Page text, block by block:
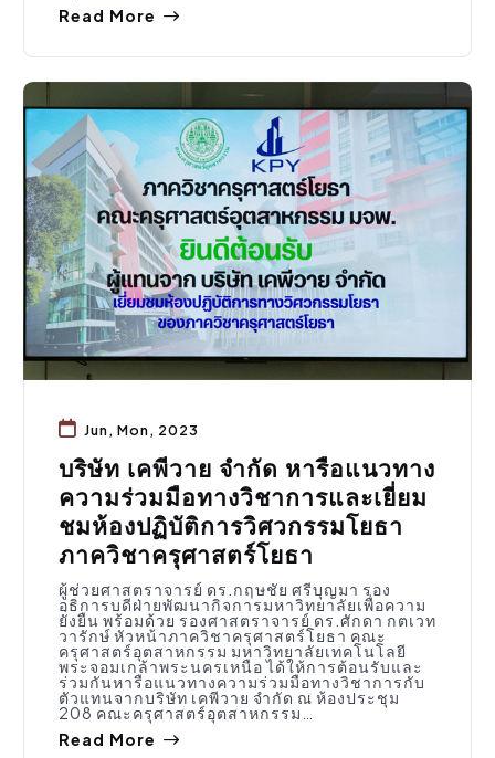
Read More
กิจกรรมคณะ
Jun, Mon, 2023
บริษัท เคพีวาย จำกัด หารือแนวทาง
ความร่วมมือทางวิชาการและเยี่ยม
ชมห้องปฏิบัติการวิศวกรรมโยธา
ภาควิชาครุศาสตร์โยธา
ผู้ช่วยศาสตราจารย์ ดร.กฤษชัย ศรีบุญมา รอง
อธิการบดีฝ่ายพัฒนากิจการมหาวิทยาลัยเพื่อความ
ยั่งยืน พร้อมด้วย รองศาสตราจารย์ ดร.ศักดา กตเวท
วารักษ์ หัวหน้าภาควิชาครุศาสตร์โยธา คณะ
ครุศาสตร์อุตสาหกรรม มหาวิทยาลัยเทคโนโลยี
พระจอมเกล้าพระนครเหนือ ได้ให้การต้อนรับและ
ร่วมกันหารือแนวทางความร่วมมือทางวิชาการกับ
ตัวแทนจากบริษัท เคพีวาย จำกัด ณ ห้องประชุม
208 คณะครุศาสตร์อุตสาหกรรม…
Read More